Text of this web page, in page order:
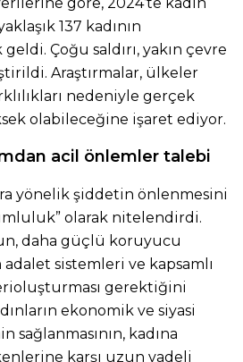
137 kadının
Çoğu saldırı, yakın çevre
Araştırmalar, ülkeler
nedeniyle gerçek
olabileceğine işaret ediyor.
acil önlemler talebi
yönelik şiddetin önlenmesini
olarak nitelendirdi.
daha güçlü koruyucu
sistemleri ve kapsamlı
gerektiğini
ekonomik ve siyasi
sağlanmasının, kadına
karşı uzun vadeli